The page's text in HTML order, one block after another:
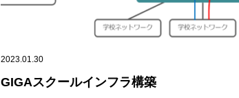
2023.01.30
GIGAスクールインフラ構築